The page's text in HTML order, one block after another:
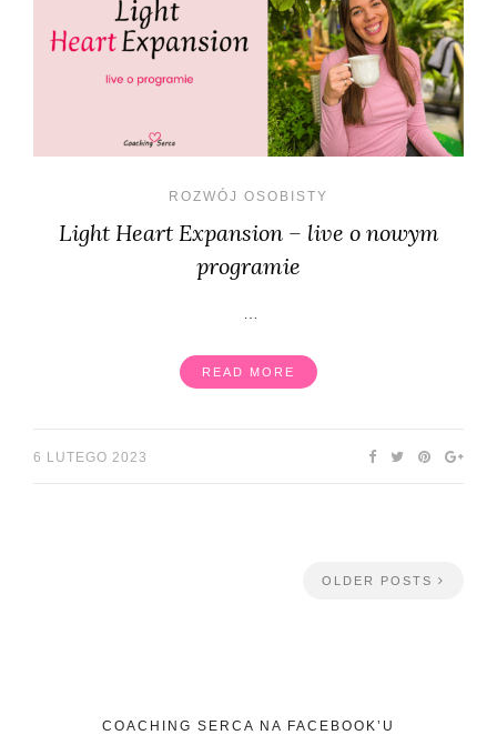
ROZWÓJ OSOBISTY
Light Heart Expansion – live o nowym
programie
READ MORE
6 LUTEGO 2023
OLDER POSTS
COACHING SERCA NA FACEBOOK’U